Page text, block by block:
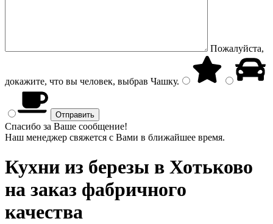
Пожалуйста,
докажите, что вы человек, выбрав Чашку.
Спасибо за Ваше сообщение!
Наш менеджер свяжется с Вами в ближайшее время.
Кухни из березы в Хотьково
на заказ фабричного
качества